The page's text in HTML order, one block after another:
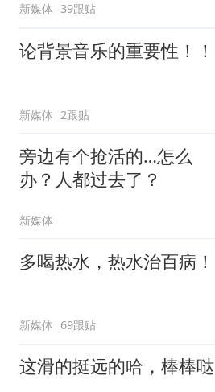
新媒体 39跟贴
论背景音乐的重要性！！
新媒体 2跟贴
旁边有个抢活的…怎么
办？人都过去了？
新媒体
多喝热水，热水治百病！
新媒体 69跟贴
这滑的挺远的哈，棒棒哒